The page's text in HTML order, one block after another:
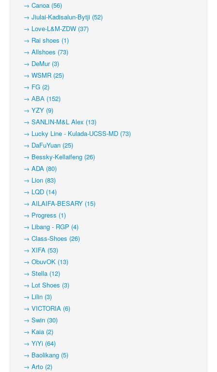
→ Canoa (56)
→ Jiulai-Kadisalun-Bytji (52)
→ Love-L&M-ZDW (37)
→ Rai shoes (1)
→ Allshoes (73)
→ DeMur (3)
→ WSMR (25)
→ FG (2)
→ АВА (152)
→ YZY (9)
→ SANLIN-M&L Alex (13)
→ Lucky Line - Kulada-UCSS-MD (73)
→ DaFuYuan (25)
→ Bessky-Kellaifeng (26)
→ ADA (80)
→ Lion (83)
→ LQD (14)
→ AILAIFA-BESARY (15)
→ Progress (1)
→ Libang - RGP (4)
→ Class-Shoes (26)
→ XIFA (53)
→ ObuvOK (13)
→ Stella (12)
→ Lot Shoes (3)
→ Lilin (3)
→ VICTORIA (6)
→ Swin (30)
→ Kaia (2)
→ YiYi (64)
→ Baolikang (5)
→ Arto (2)